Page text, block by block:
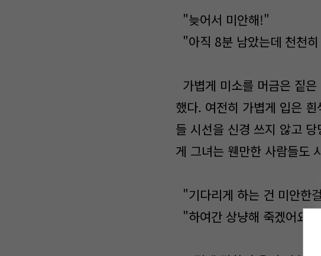
"늦어서 미안해!"
"아직 8분 남았는데 천천
가볍게 미소를 머금은 짙
했다. 여전히 가볍게 입은
들 시선을 신경 쓰지 않고
게 그녀는 웬만한 사람들도
"기다리게 하는 건 미안한
"하여간 상냥해 죽겠어요."